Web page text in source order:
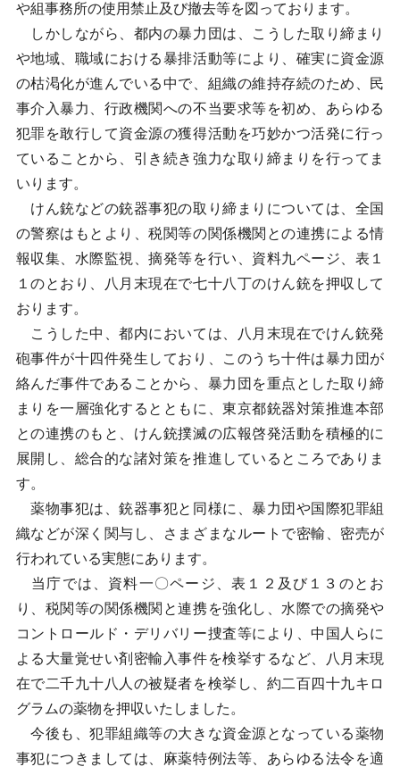
や組事務所の使用禁止及び撤去等を図っております。
しかしながら、都内の暴力団は、こうした取り締まり
や地域、職域における暴排活動等により、確実に資金源
の枯渇化が進んでいる中で、組織の維持存続のため、民
事介入暴力、行政機関への不当要求等を初め、あらゆる
犯罪を敢行して資金源の獲得活動を巧妙かつ活発に行っ
ていることから、引き続き強力な取り締まりを行ってま
いります。
けん銃などの銃器事犯の取り締まりについては、全国
の警察はもとより、税関等の関係機関との連携による情
報収集、水際監視、摘発等を行い、資料九ページ、表１
１のとおり、八月末現在で七十八丁のけん銃を押収して
おります。
こうした中、都内においては、八月末現在でけん銃発
砲事件が十四件発生しており、このうち十件は暴力団が
絡んだ事件であることから、暴力団を重点とした取り締
まりを一層強化するとともに、東京都銃器対策推進本部
との連携のもと、けん銃撲滅の広報啓発活動を積極的に
展開し、総合的な諸対策を推進しているところでありま
す。
薬物事犯は、銃器事犯と同様に、暴力団や国際犯罪組
織などが深く関与し、さまざまなルートで密輸、密売が
行われている実態にあります。
当庁では、資料一〇ページ、表１２及び１３のとお
り、税関等の関係機関と連携を強化し、水際での摘発や
コントロールド・デリバリー捜査等により、中国人らに
よる大量覚せい剤密輸入事件を検挙するなど、八月末現
在で二千九十八人の被疑者を検挙し、約二百四十九キロ
グラムの薬物を押収いたしました。
今後も、犯罪組織等の大きな資金源となっている薬物
事犯につきましては、麻薬特例法等、あらゆる法令を適